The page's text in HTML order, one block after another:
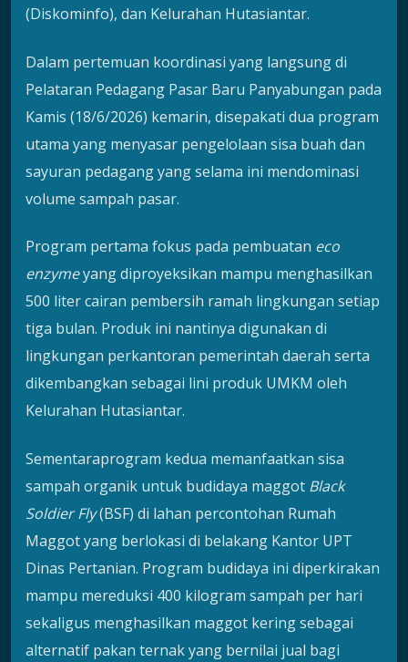
(Diskominfo), dan Kelurahan Hutasiantar.
Dalam pertemuan koordinasi yang langsung di
Pelataran Pedagang Pasar Baru Panyabungan pada
Kamis (18/6/2026) kemarin, disepakati dua program
utama yang menyasar pengelolaan sisa buah dan
sayuran pedagang yang selama ini mendominasi
volume sampah pasar.
Program pertama fokus pada pembuatan eco
enzymeyang diproyeksikan mampu menghasilkan
500 liter cairan pembersih ramah lingkungan setiap
tiga bulan. Produk ini nantinya digunakan di
lingkungan perkantoran pemerintah daerah serta
dikembangkan sebagai lini produk UMKM oleh
Kelurahan Hutasiantar.
Sementaraprogram kedua memanfaatkan sisa
sampah organik untuk budidaya maggot Black
Soldier Fly(BSF) di lahan percontohan Rumah
Maggot yang berlokasi di belakang Kantor UPT
Dinas Pertanian. Program budidaya ini diperkirakan
mampu mereduksi 400 kilogram sampah per hari
sekaligus menghasilkan maggot kering sebagai
alternatif pakan ternak yang bernilai jual bagi